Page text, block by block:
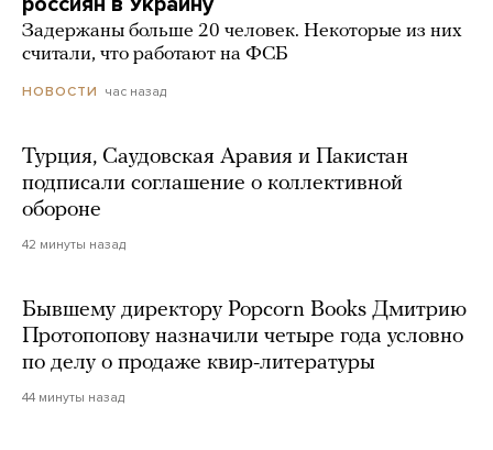
Задержаны больше 20 человек. Некоторые из них
считали, что работают на ФСБ
НОВОСТИ час назад
Турция, Саудовская Аравия и Пакистан
подписали соглашение о коллективной
обороне
42 минуты назад
Бывшему директору Popcorn Books Дмитрию
Протопопову назначили четыре года условно
по делу о продаже квир-литературы
44 минуты назад